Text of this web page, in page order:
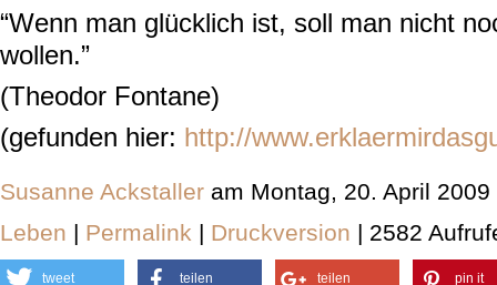
“Wenn man glücklich ist, soll man nicht
wollen.”
(Theodor Fontane)
(gefunden hier: http://
Susanne Ackstaller am Montag, 20. April
Leben | Permalink | Druckversion | 2582
tweet teilen teilen pin it